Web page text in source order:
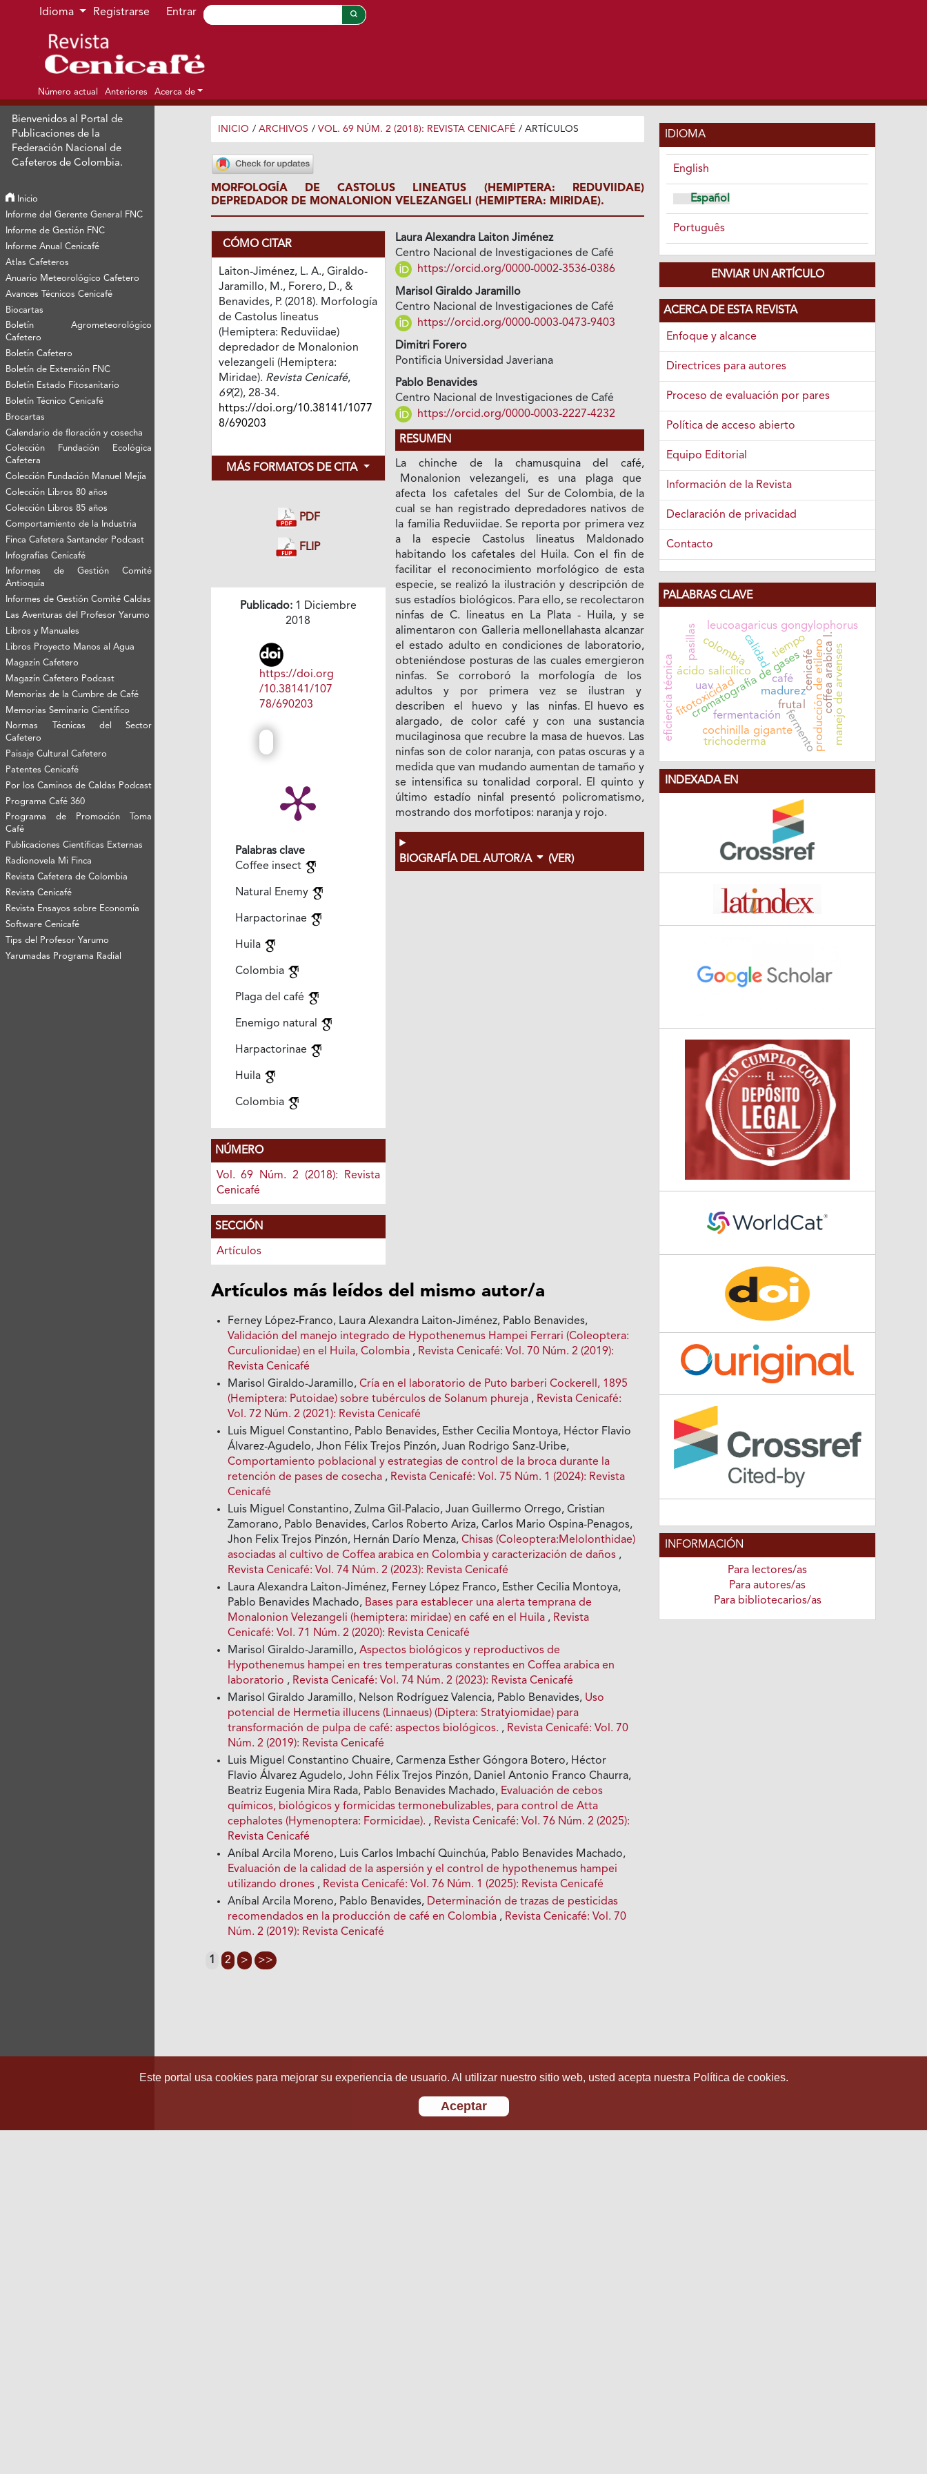
Ir al menú de navegación principal
Ir al contenido principal
Ir al pie de página del sitio
Idioma Registrarse Entrar
Número actual Anteriores Acerca de
Bienvenidos al Portal de
Publicaciones de la
Federación Nacional de
Cafeteros de Colombia.
Inicio
Informe del Gerente General FNC
Informe de Gestión FNC
Informe Anual Cenicafé
Atlas Cafeteros
Anuario Meteorológico Cafetero
Avances Técnicos Cenicafé
Biocartas
Boletín Agrometeorológico
Cafetero
Boletín Cafetero
Boletín de Extensión FNC
Boletín Estado Fitosanitario
Boletín Técnico Cenicafé
Brocartas
Calendario de floración y cosecha
Colección Fundación Ecológica
Cafetera
Colección Fundación Manuel Mejía
Colección Libros 80 años
Colección Libros 85 años
Comportamiento de la Industria
Finca Cafetera Santander Podcast
Infografías Cenicafé
Informes de Gestión Comité
Antioquía
Informes de Gestión Comité Caldas
Las Aventuras del Profesor Yarumo
Libros y Manuales
Libros Proyecto Manos al Agua
Magazín Cafetero
Magazín Cafetero Podcast
Memorias de la Cumbre de Café
Memorias Seminario Científico
Normas Técnicas del Sector
Cafetero
Paisaje Cultural Cafetero
Patentes Cenicafé
Por los Caminos de Caldas Podcast
Programa Café 360
Programa de Promoción Toma
Café
Publicaciones Científicas Externas
Radionovela Mi Finca
Revista Cafetera de Colombia
Revista Cenicafé
Revista Ensayos sobre Economía
Software Cenicafé
Tips del Profesor Yarumo
Yarumadas Programa Radial
INICIO / ARCHIVOS / VOL. 69 NÚM. 2 (2018): REVISTA CENICAFÉ / ARTÍCULOS
MORFOLOGÍA DE CASTOLUS LINEATUS (HEMIPTERA: REDUVIIDAE)
DEPREDADOR DE MONALONION VELEZANGELI (HEMIPTERA: MIRIDAE).
CÓMO CITAR
Laiton-Jiménez, L. A., Giraldo-
Jaramillo, M., Forero, D., &
Benavides, P. (2018). Morfología
de Castolus lineatus
(Hemiptera: Reduviidae)
depredador de Monalonion
velezangeli (Hemiptera:
Miridae). Revista Cenicafé,
69(2), 28-34.
https://doi.org/10.38141/1077
8/690203
MÁS FORMATOS DE CITA
PDF
FLIP
Publicado:1 Diciembre
2018
https://doi.org
/10.38141/107
78/690203
Palabras clave
Coffee insect
Natural Enemy
Harpactorinae
Huila
Colombia
Plaga del café
Enemigo natural
Harpactorinae
Huila
Colombia
NÚMERO
Vol. 69 Núm. 2 (2018): Revista
Cenicafé
SECCIÓN
Artículos
Laura Alexandra Laiton Jiménez
Centro Nacional de Investigaciones de Café
https://orcid.org/0000-0002-3536-0386
Marisol Giraldo Jaramillo
Centro Nacional de Investigaciones de Café
https://orcid.org/0000-0003-0473-9403
Dimitri Forero
Pontificia Universidad Javeriana
Pablo Benavides
Centro Nacional de Investigaciones de Café
https://orcid.org/0000-0003-2227-4232
RESUMEN
La chinche de la chamusquina del café,
Monalonion velezangeli, es una plaga que
afecta los cafetales del Sur de Colombia, de la
cual se han registrado depredadores nativos de
la familia Reduviidae. Se reporta por primera vez
a la especie Castolus lineatus Maldonado
habitando los cafetales del Huila. Con el fin de
facilitar el reconocimiento morfológico de esta
especie, se realizó la ilustración y descripción de
sus estadíos biológicos. Para ello, se recolectaron
ninfas de C. lineatus en La Plata - Huila, y se
alimentaron con Galleria mellonellahasta alcanzar
el estado adulto en condiciones de laboratorio,
obteniéndose posturas de las cuales emergieron
ninfas. Se corroboró la morfología de los
adultos y por primera vez se ilustran y
describen el huevo y las ninfas. El huevo es
alargado, de color café y con una sustancia
mucilaginosa que recubre la masa de huevos. Las
ninfas son de color naranja, con patas oscuras y a
medida que van mudando aumentan de tamaño y
se intensifica su tonalidad corporal. El quinto y
último estadío ninfal presentó policromatismo,
mostrando dos morfotipos: naranja y rojo.
BIOGRAFÍA DEL AUTOR/A (VER)
Artículos más leídos del mismo autor/a
Ferney López-Franco, Laura Alexandra Laiton-Jiménez, Pablo Benavides,
Validación del manejo integrado de Hypothenemus Hampei Ferrari (Coleoptera:
Curculionidae) en el Huila, Colombia , Revista Cenicafé: Vol. 70 Núm. 2 (2019):
Revista Cenicafé
Marisol Giraldo-Jaramillo,Cría en el laboratorio de Puto barberi Cockerell, 1895
(Hemiptera: Putoidae) sobre tubérculos de Solanum phureja , Revista Cenicafé:
Vol. 72 Núm. 2 (2021): Revista Cenicafé
Luis Miguel Constantino, Pablo Benavides, Esther Cecilia Montoya, Héctor Flavio
Álvarez-Agudelo, Jhon Félix Trejos Pinzón, Juan Rodrigo Sanz-Uribe,
Comportamiento poblacional y estrategias de control de la broca durante la
retención de pases de cosecha , Revista Cenicafé: Vol. 75 Núm. 1 (2024): Revista
Cenicafé
Luis Miguel Constantino, Zulma Gil-Palacio, Juan Guillermo Orrego, Cristian
Zamorano, Pablo Benavides, Carlos Roberto Ariza, Carlos Mario Ospina-Penagos,
Jhon Felix Trejos Pinzón, Hernán Darío Menza,Chisas (Coleoptera:Melolonthidae)
asociadas al cultivo de Coffea arabica en Colombia y caracterización de daños ,
Revista Cenicafé: Vol. 74 Núm. 2 (2023): Revista Cenicafé
Laura Alexandra Laiton-Jiménez, Ferney López Franco, Esther Cecilia Montoya,
Pablo Benavides Machado, Bases para establecer una alerta temprana de
Monalonion Velezangeli (hemiptera: miridae) en café en el Huila , Revista
Cenicafé: Vol. 71 Núm. 2 (2020): Revista Cenicafé
Marisol Giraldo-Jaramillo,Aspectos biológicos y reproductivos de
Hypothenemus hampei en tres temperaturas constantes en Coffea arabica en
laboratorio , Revista Cenicafé: Vol. 74 Núm. 2 (2023): Revista Cenicafé
Marisol Giraldo Jaramillo, Nelson Rodríguez Valencia, Pablo Benavides, Uso
potencial de Hermetia illucens (Linnaeus) (Diptera: Stratyiomidae) para
transformación de pulpa de café: aspectos biológicos. , Revista Cenicafé: Vol. 70
Núm. 2 (2019): Revista Cenicafé
Luis Miguel Constantino Chuaire, Carmenza Esther Góngora Botero, Héctor
Flavio Álvarez Agudelo, John Félix Trejos Pinzón, Daniel Antonio Franco Chaurra,
Beatriz Eugenia Mira Rada, Pablo Benavides Machado, Evaluación de cebos
químicos, biológicos y formicidas termonebulizables, para control de Atta
cephalotes (Hymenoptera: Formicidae). , Revista Cenicafé: Vol. 76 Núm. 2 (2025):
Revista Cenicafé
Aníbal Arcila Moreno, Luis Carlos Imbachí Quinchúa, Pablo Benavides Machado,
Evaluación de la calidad de la aspersión y el control de hypothenemus hampei
utilizando drones , Revista Cenicafé: Vol. 76 Núm. 1 (2025): Revista Cenicafé
Aníbal Arcila Moreno, Pablo Benavides, Determinación de trazas de pesticidas
recomendados en la producción de café en Colombia , Revista Cenicafé: Vol. 70
Núm. 2 (2019): Revista Cenicafé
1 2 > >>
IDIOMA
English
Español
Português
ENVIAR UN ARTÍCULO
ACERCA DE ESTA REVISTA
Enfoque y alcance
Directrices para autores
Proceso de evaluación por pares
Política de acceso abierto
Equipo Editorial
Información de la Revista
Declaración de privacidad
Contacto
PALABRAS CLAVE
ácido salicílico
café cenicafé
cromatografía de gasesproducción de etileno
frutal
madurez
calidad
fermentación fermento
tiempo coffea arabica l.manejo de arvenses
fitotoxicidad
colombia
cochinilla gigante
leucoagaricus gongylophorus
trichoderma
pasillas
eficiencia técnica uav
INDEXADA EN
INFORMACIÓN
Para lectores/as
Para autores/as
Para bibliotecarios/as
Este portal usa cookies para mejorar su experiencia de usuario. Al utilizar nuestro sitio web, usted acepta nuestra Política de cookies.
Aceptar